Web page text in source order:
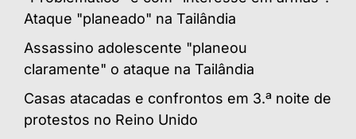
Ataque "planeado" na Tailândia
Assassino adolescente "planeou
claramente" o ataque na Tailândia
Casas atacadas e confrontos em 3.ª noite de
protestos no Reino Unido